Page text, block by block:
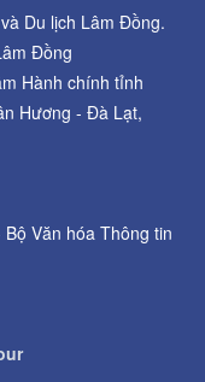
Du lịch Lâm Đồng.
Đồng
Hành chính tỉnh
Hương - Đà Lạt,
Văn hóa Thông tin